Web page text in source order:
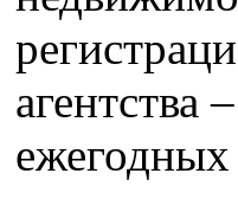
агентства
ежегодных